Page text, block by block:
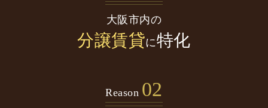
大阪市内の
分譲賃貸に特化
Reason 02